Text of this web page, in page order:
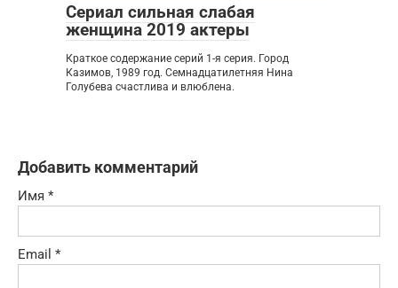
Сериал сильная слабая
женщина 2019 актеры
Краткое содержание серий 1-я серия. Город
Казимов, 1989 год. Семнадцатилетняя Нина
Голубева счастлива и влюблена.
Добавить комментарий
Имя *
Email *